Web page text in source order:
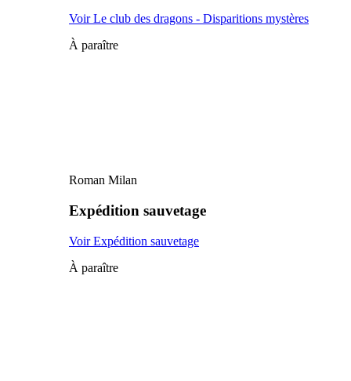
Voir Le club des dragons - Disparitions mystères
À paraître
Roman Milan
Expédition sauvetage
Voir Expédition sauvetage
À paraître